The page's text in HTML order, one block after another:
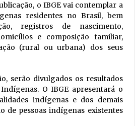
o IBGE vai contemplar a
residentes no Brasil, bem
registros de nascimento,
e composição familiar,
(rural ou urbana) dos seus
serão divulgados os resultados
O IBGE apresentará o
indígenas e dos demais
de pessoas indígenas existentes